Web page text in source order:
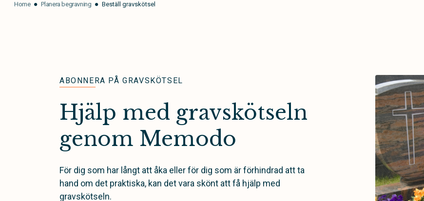
Home Planera begravning Beställ gravskötsel
ABONNERA PÅ GRAVSKÖTSEL
Hjälp med gravskötseln
genom Memodo
För dig som har långt att åka eller för dig som är förhindrad att ta
hand om det praktiska, kan det vara skönt att få hjälp med
gravskötseln.